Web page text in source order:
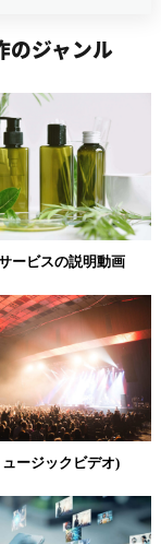
のジャンル
ービスの説明動画
ージックビデオ)